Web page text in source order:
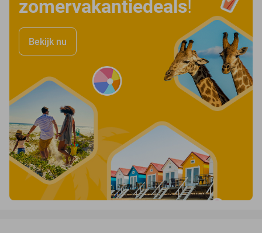
zomervakantiedeals!
Bekijk nu